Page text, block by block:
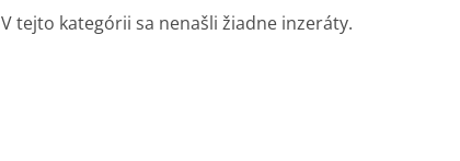
V tejto kategórii sa nenašli žiadne inzeráty.